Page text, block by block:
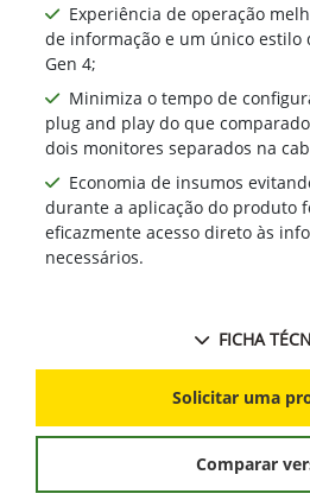
Experiência de operação
de informação e um único estilo
Gen 4;
Minimiza o tempo de
plug and play do que
dois monitores separados na
Economia de insumos
durante a aplicação do produto
eficazmente acesso direto às
necessários.
FICHA
Solicitar uma
Comparar